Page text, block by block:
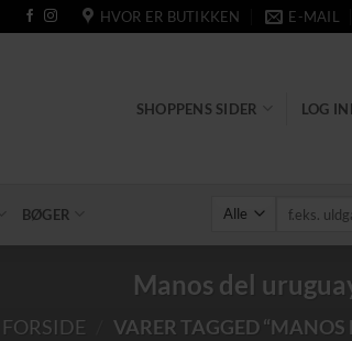
HVOR ER BUTIKKEN E-MAIL
SHOPPENS SIDER LOG
BØGER
Søg
Manos del
FORSIDE VARER TAGGED “MANOS